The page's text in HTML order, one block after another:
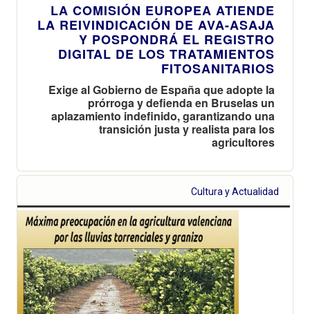
LA COMISIÓN EUROPEA ATIENDE
LA REIVINDICACIÓN DE AVA-ASAJA
Y POSPONDRÁ EL REGISTRO
DIGITAL DE LOS TRATAMIENTOS
FITOSANITARIOS
Exige al Gobierno de España que adopte la
prórroga y defienda en Bruselas un
aplazamiento indefinido, garantizando una
transición justa y realista para los
agricultores
Cultura y Actualidad